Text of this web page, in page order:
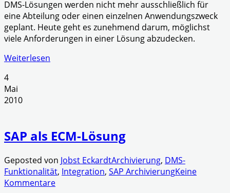
DMS-Lösungen werden nicht mehr ausschließlich für
eine Abteilung oder einen einzelnen Anwendungszweck
geplant. Heute geht es zunehmend darum, möglichst
viele Anforderungen in einer Lösung abzudecken.
Weiterlesen
4
Mai
2010
SAP als ECM-Lösung
Geposted von Jobst EckardtArchivierung, DMS-
Funktionalität, Integration, SAP ArchivierungKeine
Kommentare